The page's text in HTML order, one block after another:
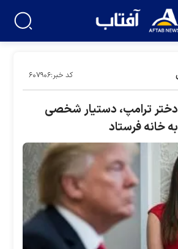
کد خبر:۶۰۷۹۰۶
دختر ترامپ، دستیار شخصی
خانه فرستاد